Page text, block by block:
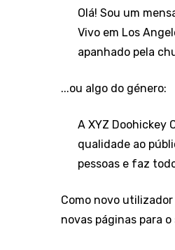
Olá! Sou um
Vivo em Los
apanhado pela
...ou algo do género:
A XYZ Doohickey
qualidade ao
pessoas e faz
Como novo utilizador
novas páginas para